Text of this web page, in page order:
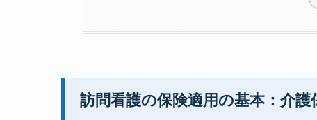
訪問看護の保険適用の基本：介